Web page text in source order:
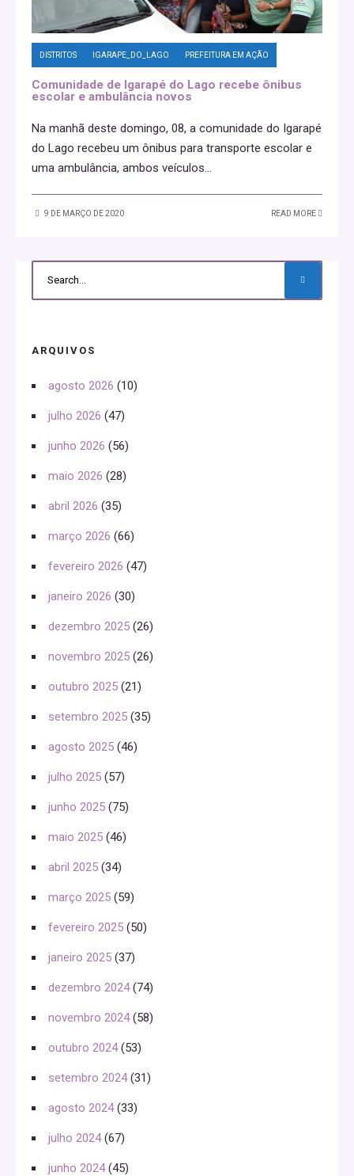
DISTRITOS IGARAPE_DO_LAGO PREFEITURA EM AÇÃO
Comunidade de Igarapé do Lago recebe ônibus
escolar e ambulância novos
Na manhã deste domingo, 08, a comunidade do Igarapé
do Lago recebeu um ônibus para transporte escolar e
uma ambulância, ambos veículos...
9 DE MARÇO DE 2020 READ MORE
ARQUIVOS
agosto 2026 (10)
julho 2026 (47)
junho 2026 (56)
maio 2026 (28)
abril 2026 (35)
março 2026 (66)
fevereiro 2026 (47)
janeiro 2026 (30)
dezembro 2025 (26)
novembro 2025 (26)
outubro 2025 (21)
setembro 2025 (35)
agosto 2025 (46)
julho 2025 (57)
junho 2025 (75)
maio 2025 (46)
abril 2025 (34)
março 2025 (59)
fevereiro 2025 (50)
janeiro 2025 (37)
dezembro 2024(74)
novembro 2024(58)
outubro 2024(53)
setembro 2024(31)
agosto 2024(33)
julho 2024(67)
junho 2024(45)